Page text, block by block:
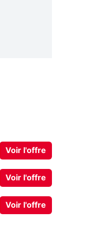
Voir l'offre
Voir l'offre
Voir l'offre